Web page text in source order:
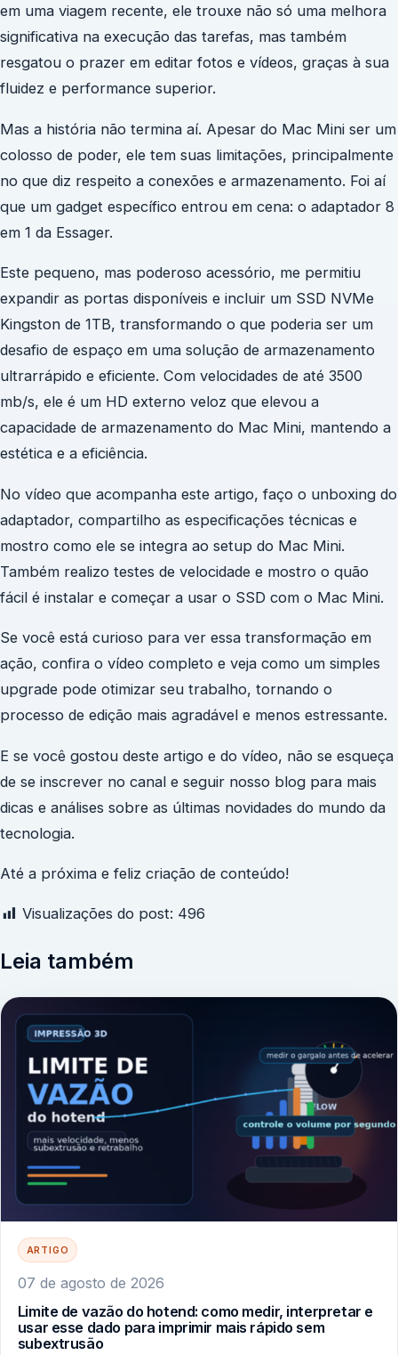
em uma viagem recente, ele trouxe não só uma melhora
significativa na execução das tarefas, mas também
resgatou o prazer em editar fotos e vídeos, graças à sua
fluidez e performance superior.
Mas a história não termina aí. Apesar do Mac Mini ser um
colosso de poder, ele tem suas limitações, principalmente
no que diz respeito a conexões e armazenamento. Foi aí
que um gadget específico entrou em cena: o adaptador 8
em 1 da Essager.
Este pequeno, mas poderoso acessório, me permitiu
expandir as portas disponíveis e incluir um SSD NVMe
Kingston de 1TB, transformando o que poderia ser um
desafio de espaço em uma solução de armazenamento
ultrarrápido e eficiente. Com velocidades de até 3500
mb/s, ele é um HD externo veloz que elevou a
capacidade de armazenamento do Mac Mini, mantendo a
estética e a eficiência.
No vídeo que acompanha este artigo, faço o unboxing do
adaptador, compartilho as especificações técnicas e
mostro como ele se integra ao setup do Mac Mini.
Também realizo testes de velocidade e mostro o quão
fácil é instalar e começar a usar o SSD com o Mac Mini.
Se você está curioso para ver essa transformação em
ação, confira o vídeo completo e veja como um simples
upgrade pode otimizar seu trabalho, tornando o
processo de edição mais agradável e menos estressante.
E se você gostou deste artigo e do vídeo, não se esqueça
de se inscrever no canal e seguir nosso blog para mais
dicas e análises sobre as últimas novidades do mundo da
tecnologia.
Até a próxima e feliz criação de conteúdo!
Visualizações do post: 496
Leia também
ARTIGO
07 de agosto de 2026
Limite de vazão do hotend: como medir, interpretar e
usar esse dado para imprimir mais rápido sem
subextrusão